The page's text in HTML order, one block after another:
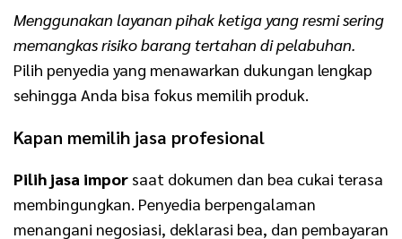
Menggunakan layanan pihak ketiga yang resmi sering
memangkas risiko barang tertahan di pelabuhan.
Pilih penyedia yang menawarkan dukungan lengkap
sehingga Anda bisa fokus memilih produk.
Kapan memilih jasa profesional
Pilih jasa impor saat dokumen dan bea cukai terasa
membingungkan. Penyedia berpengalaman
menangani negosiasi, deklarasi bea, dan pembayaran